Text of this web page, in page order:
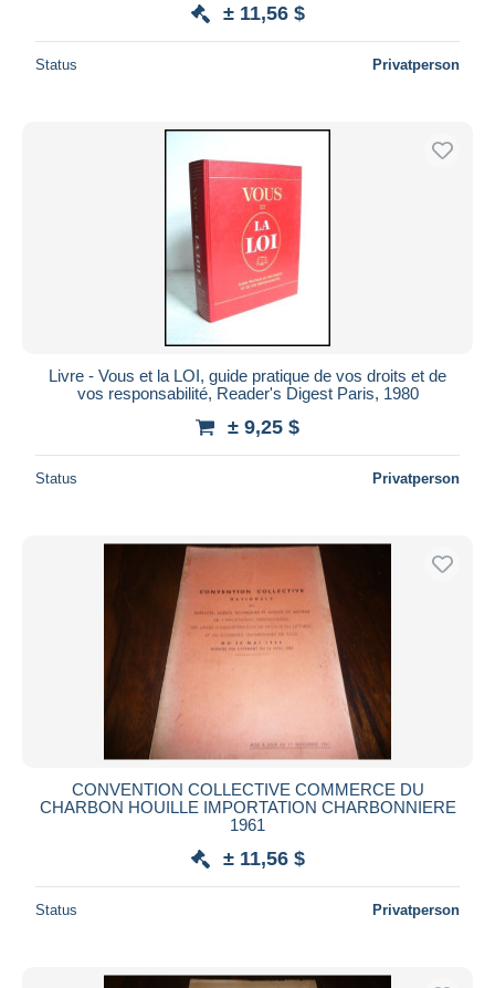
± 11,56 $
Status Privatperson
Livre - Vous et la LOI, guide pratique de vos droits et de
vos responsabilité, Reader's Digest Paris, 1980
± 9,25 $
Status Privatperson
CONVENTION COLLECTIVE COMMERCE DU
CHARBON HOUILLE IMPORTATION CHARBONNIERE
1961
± 11,56 $
Status Privatperson